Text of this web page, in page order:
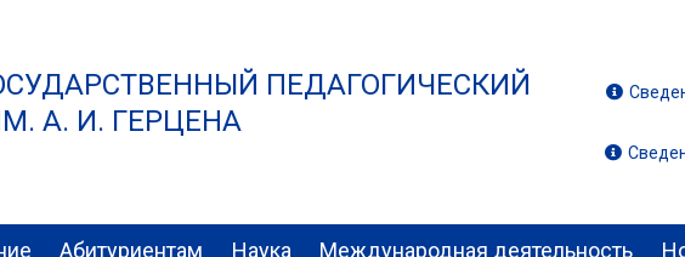
ПЕДАГОГИЧЕСКИЙ
А. И. ГЕРЦЕНА
Абитуриентам Наука Международная деятельность